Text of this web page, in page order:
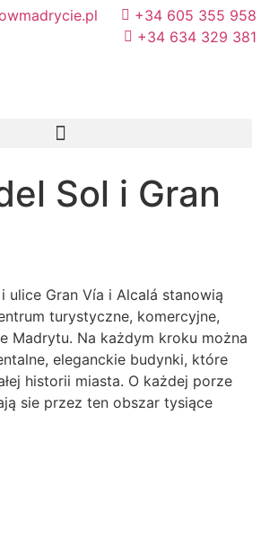
+34 605 355 958
+34 634 329 381​
Sol i Gran
ulice Gran Vía i Alcalá stanowią
turystyczne, komercyjne,
Madrytu. Na każdym kroku można
eleganckie budynki, które
historii miasta. O każdej porze
sie przez ten obszar tysiące